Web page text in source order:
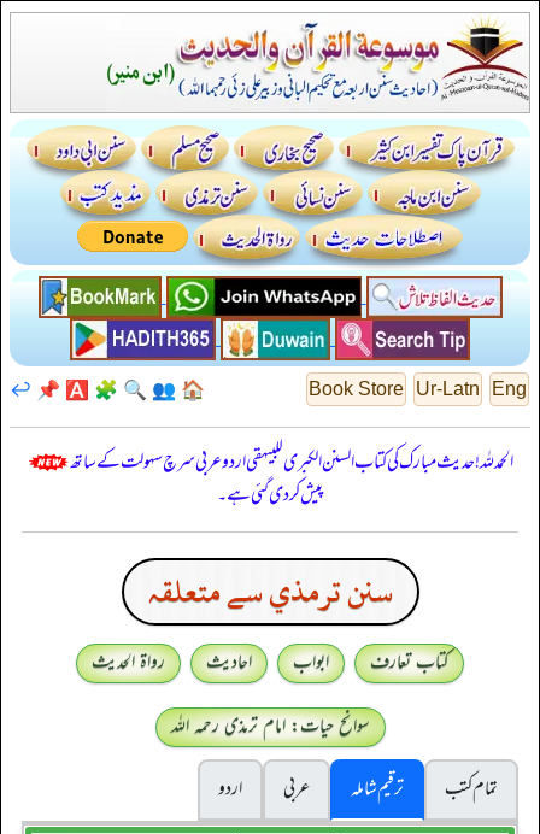
Eng
Ur-Latn
Book Store
🏠
👥
🔍
🧩
🅰️
📌
↩️
الحمدللہ! حدیث مبارک کی کتاب السنن الكبرى للبيهقي اردو عربی سرچ سہولت کے ساتھ
پیش کر دی گئی ہے۔
سنن ترمذي سے متعلقہ
کتاب تعارف ابواب احادیث
رواۃ الحدیث
سوانح حیات: امام ترمذی رحمہ اللہ
تمام کتب
ترقیم شاملہ عربی
اردو